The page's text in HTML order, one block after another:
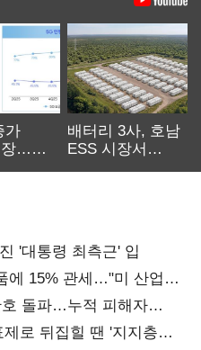
가
장…
배터리 3사, 호남
ESS 시장서
'대통령 최측근' 입
에 15% 관세…"미 산업
호 돌파…누적 피해자
로 뒤집힐 땐 '지지층